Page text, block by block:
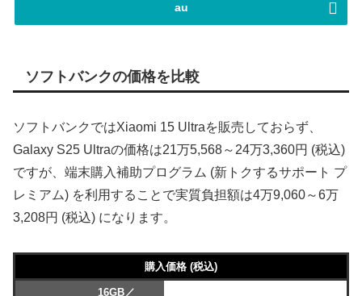
au
ソフトバンクの価格を比較
ソフトバンクではXiaomi 15 Ultraを販売しておらず、
Galaxy S25 Ultraの価格は21万5,568～24万3,360円 (税込)
ですが、端末購入補助プログラム (新トクするサポート プ
レミアム) を利用することで実質負担額は4万9,060～6万
3,208円 (税込) になります。
購入価格 (税込)
16GB／